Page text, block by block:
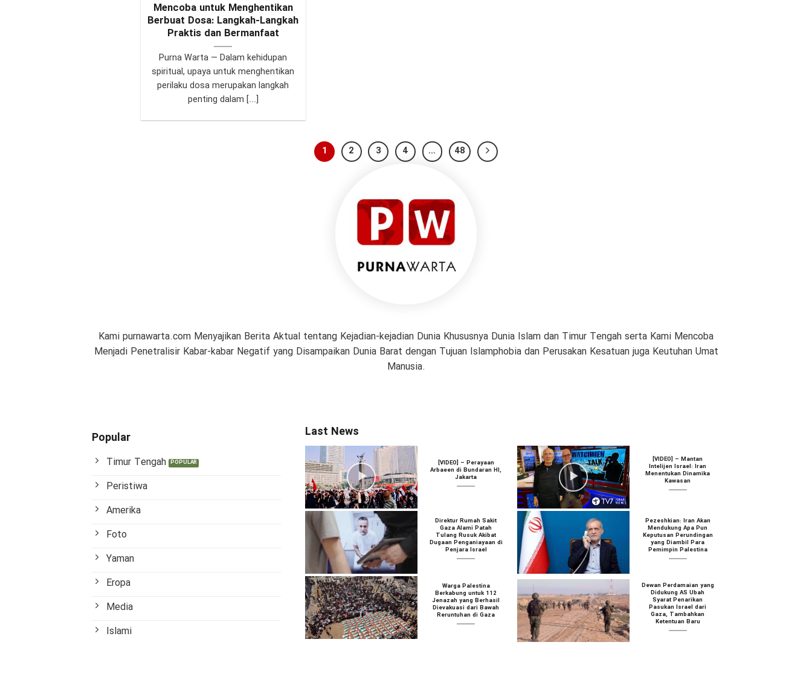
Mencoba untuk Menghentikan
Berbuat Dosa: Langkah-Langkah
Praktis dan Bermanfaat
Purna Warta — Dalam kehidupan
spiritual, upaya untuk menghentikan
perilaku dosa merupakan langkah
penting dalam [...]
1 2 3 4 … 48
Kami purnawarta.com Menyajikan Berita Aktual tentang Kejadian-kejadian Dunia Khususnya Dunia Islam dan Timur Tengah serta Kami Mencoba
Menjadi Penetralisir Kabar-kabar Negatif yang Disampaikan Dunia Barat dengan Tujuan Islamphobia dan Perusakan Kesatuan juga Keutuhan Umat
Manusia.
Popular
Timur Tengah
Peristiwa
Amerika
Foto
Yaman
Eropa
Media
Islami
Last News
[VIDEO] – Perayaan
Arbaeen di Bundaran HI,
Jakarta
[VIDEO] – Mantan
Intelijen Israel: Iran
Menentukan Dinamika
Kawasan
Direktur Rumah Sakit
Gaza Alami Patah
Tulang Rusuk Akibat
Dugaan Penganiayaan di
Penjara Israel
Pezeshkian: Iran Akan
Mendukung Apa Pun
Keputusan Perundingan
yang Diambil Para
Pemimpin Palestina
Warga Palestina
Berkabung untuk 112
Jenazah yang Berhasil
Dievakuasi dari Bawah
Reruntuhan di Gaza
Dewan Perdamaian yang
Didukung AS Ubah
Syarat Penarikan
Pasukan Israel dari
Gaza, Tambahkan
Ketentuan Baru